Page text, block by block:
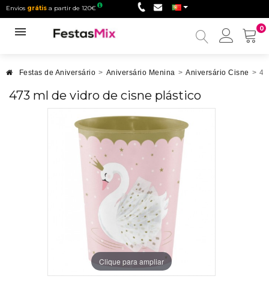
Envios grátis a partir de 120€
0
Minha
Festas de Aniversário > Aniversário Menina > Aniversário Cisne >
473 ml de vidro de cisne plástico
Clique para ampliar